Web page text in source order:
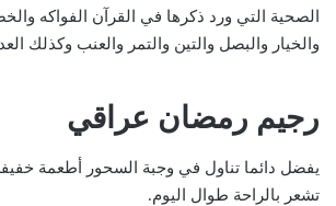
الصحية التي ورد ذكرها في القرآن الفواكه
والخيار والبصل والتين والتمر والعنب وكذلك
رجيم رمضان عراقي
يفضل دائما تناول في وجبة السحور أطعمة
تشعر بالراحة طوال اليوم.